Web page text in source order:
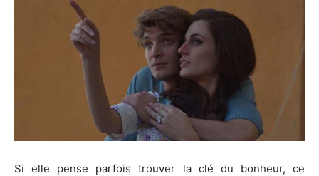
Si elle pense parfois trouver la clé du bonheur, ce